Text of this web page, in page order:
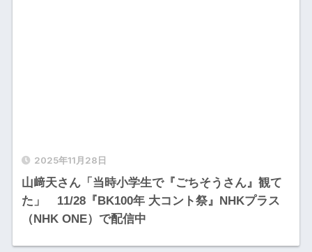
2025年11月28日
山﨑天さん「当時小学生で『ごちそうさん』観て
た」 11/28『BK100年 大コント祭』NHKプラス
（NHK ONE）で配信中